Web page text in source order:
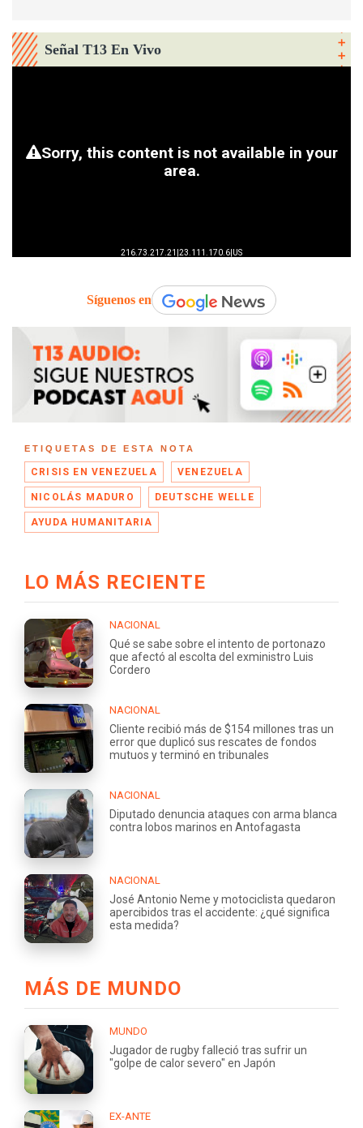
Señal T13 En Vivo
Síguenos en
ETIQUETAS DE ESTA NOTA
CRISIS EN VENEZUELA VENEZUELA
NICOLÁS MADURO DEUTSCHE WELLE
AYUDA HUMANITARIA
LO MÁS RECIENTE
NACIONAL
Qué se sabe sobre el intento de portonazo
que afectó al escolta del exministro Luis
Cordero
NACIONAL
Cliente recibió más de $154 millones tras un
error que duplicó sus rescates de fondos
mutuos y terminó en tribunales
NACIONAL
Diputado denuncia ataques con arma blanca
contra lobos marinos en Antofagasta
NACIONAL
José Antonio Neme y motociclista quedaron
apercibidos tras el accidente: ¿qué significa
esta medida?
MÁS DE MUNDO
MUNDO
Jugador de rugby falleció tras sufrir un
"golpe de calor severo" en Japón
EX-ANTE